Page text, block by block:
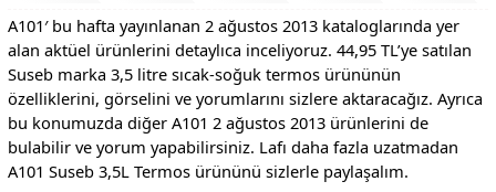
A101′ bu hafta yayınlanan 2 ağustos 2013 kataloglarında yer
alan aktüel ürünlerini detaylıca inceliyoruz. 44,95 TL’ye satılan
Suseb marka 3,5 litre sıcak-soğuk termos ürününün
özelliklerini, görselini ve yorumlarını sizlere aktaracağız. Ayrıca
bu konumuzda diğer A101 2 ağustos 2013 ürünlerini de
bulabilir ve yorum yapabilirsiniz. Lafı daha fazla uzatmadan
A101 Suseb 3,5L Termos ürününü sizlerle paylaşalım.